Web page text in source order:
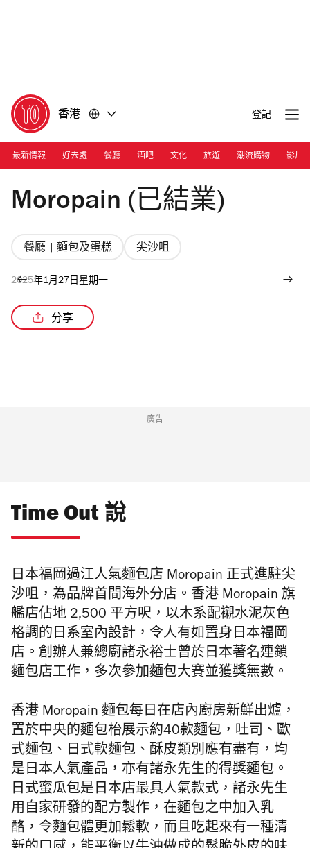
香港 登記
最新情報 好去處 餐廳 酒吧 文化 旅遊 潮流購物 影片
Photograph: Ann Chiu
Moropain (已結業)
餐廳 | 麵包及蛋糕 尖沙咀
2025年1月27日星期一
分享
廣告
Time Out 說
日本福岡過江人氣麵包店 Moropain 正式進駐尖
沙咀，為品牌首間海外分店。香港 Moropain 旗
艦店佔地 2,500 平方呎，以木系配襯水泥灰色
格調的日系室內設計，令人有如置身日本福岡
店。創辦人兼總廚諸永裕士曾於日本著名連鎖
麵包店工作，多次參加麵包大賽並獲獎無數。
香港 Moropain 麵包每日在店內廚房新鮮出爐，
置於中央的麵包枱展示約40款麵包，吐司、歐
式麵包、日式軟麵包、酥皮類別應有盡有，均
是日本人氣產品，亦有諸永先生的得獎麵包。
日式蜜瓜包是日本店最具人氣款式，諸永先生
用自家研發的配方製作，在麵包之中加入乳
酪，令麵包體更加鬆軟，而且吃起來有一種清